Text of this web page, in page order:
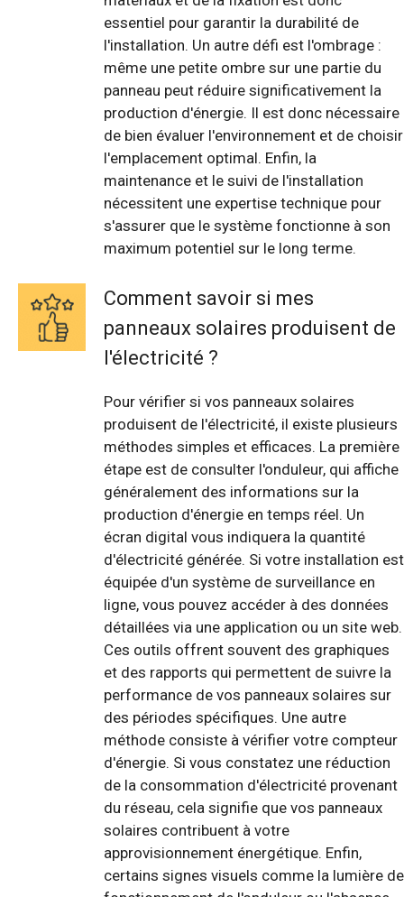
essentiel pour garantir la durabilité de
l'installation. Un autre défi est l'ombrage :
même une petite ombre sur une partie du
panneau peut réduire significativement la
production d'énergie. Il est donc nécessaire
de bien évaluer l'environnement et de choisir
l'emplacement optimal. Enfin, la
maintenance et le suivi de l'installation
nécessitent une expertise technique pour
s'assurer que le système fonctionne à son
maximum potentiel sur le long terme.
Comment savoir si mes
panneaux solaires produisent de
l'électricité ?
Pour vérifier si vos panneaux solaires
produisent de l'électricité, il existe plusieurs
méthodes simples et efficaces. La première
étape est de consulter l'onduleur, qui affiche
généralement des informations sur la
production d'énergie en temps réel. Un
écran digital vous indiquera la quantité
d'électricité générée. Si votre installation est
équipée d'un système de surveillance en
ligne, vous pouvez accéder à des données
détaillées via une application ou un site web.
Ces outils offrent souvent des graphiques
et des rapports qui permettent de suivre la
performance de vos panneaux solaires sur
des périodes spécifiques. Une autre
méthode consiste à vérifier votre compteur
d'énergie. Si vous constatez une réduction
de la consommation d'électricité provenant
du réseau, cela signifie que vos panneaux
solaires contribuent à votre
approvisionnement énergétique. Enfin,
certains signes visuels comme la lumière de